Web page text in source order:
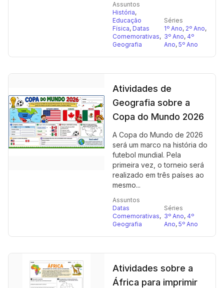
Assuntos
História,
Educação
Física, Datas
Comemorativas,
Geografia
Séries
1º Ano, 2º Ano,
3º Ano, 4º
Ano, 5º Ano
Atividades de
Geografia sobre a
Copa do Mundo 2026
A Copa do Mundo de 2026
será um marco na história do
futebol mundial. Pela
primeira vez, o torneio será
realizado em três países ao
mesmo...
Assuntos
Datas
Comemorativas,
Geografia
Séries
3º Ano, 4º
Ano, 5º Ano
Atividades sobre a
África para imprimir